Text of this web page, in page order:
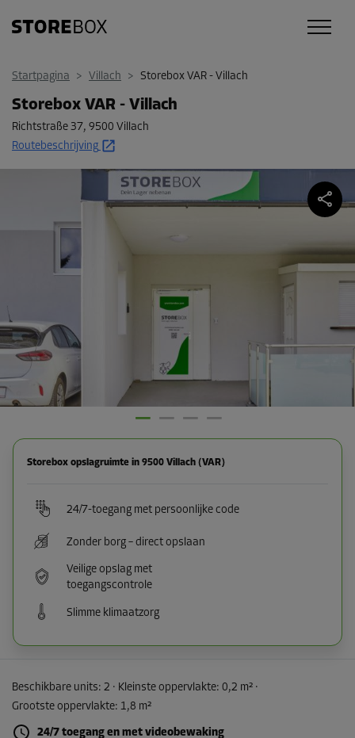
Startpagina > Villach > Storebox VAR - Villach
Storebox VAR - Villach
Richtstraße 37, 9500 Villach
Routebeschrijving
Storebox opslagruimte in 9500 Villach (VAR)
24/7-toegang met persoonlijke code
Zonder borg – direct opslaan
Veilige opslag met
toegangscontrole
Slimme klimaatzorg
Beschikbare units: 2 · Kleinste oppervlakte: 0,2 m² ·
Grootste oppervlakte: 1,8 m²
24/7 toegang en met videobewaking